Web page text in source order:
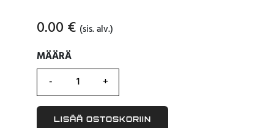
0.00 € (sis. alv.)
MÄÄRÄ
MÄÄRÄ
LISÄÄ OSTOSKORIIN